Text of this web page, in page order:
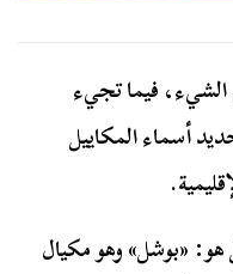
الشيء، فيما تجيء
أسماء المكاييل
هو: «بوشل» وهو مكيال